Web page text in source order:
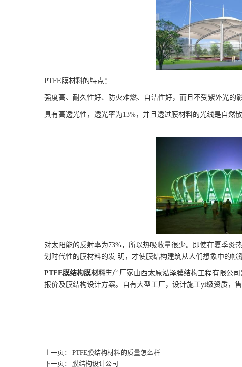
PTFE膜材料的特点：
强度高、耐久性好、防火难燃、自洁性好，而且不受紫外光的
具有高透光性，透光率为13%，并且透过膜材料的光线是自然
对太阳能的反射率为73%，所以热吸收量很少。即使在夏季炎
划时代性的膜材料的发 明，才使膜结构建筑从人们想象中的帐
PTFE膜结构膜材料生产厂家山西太原泓泽膜结构工程有限公
报价及膜结构设计方案。自有大型工厂，设计施工yi级资质，
上一页： PTFE膜结构材料的质量怎么样
下一页： 膜结构设计公司